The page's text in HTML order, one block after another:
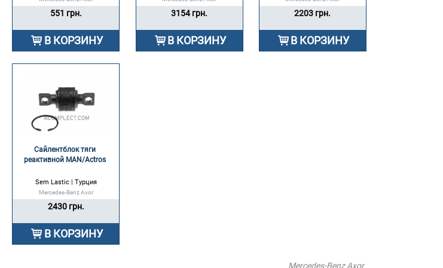
551 грн.
В КОРЗИНУ
3154 грн.
В КОРЗИНУ
2203 грн.
В КОРЗИНУ
Сайлентблок тяги
реактивной MAN/Actros
Sem Lastic | Турция
Mercedes-Benz Axor
2430 грн.
В КОРЗИНУ
Mercedes-Benz Axor